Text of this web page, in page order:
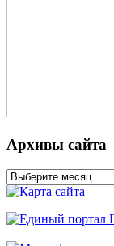
Архивы сайта
Архивы
сайта